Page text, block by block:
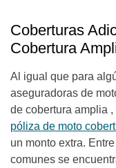
Coberturas
Cobertura
Al igual que para
aseguradoras de
de cobertura amplia
póliza de moto
un monto extra.
comunes se